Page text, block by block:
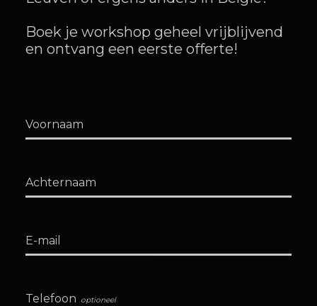
Boek je workshop geheel vrijblijvend
en ontvang een eerste offerte!
Voornaam
Achternaam
E-mail
Telefoon